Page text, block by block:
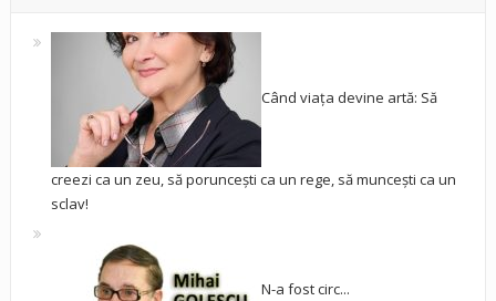
Când viața devine artă: Să
creezi ca un zeu, să poruncești ca un rege, să muncești ca un
sclav!
N-a fost circ...